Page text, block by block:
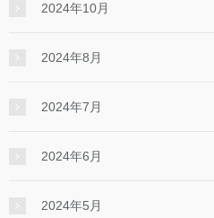
2024年10月
2024年8月
2024年7月
2024年6月
2024年5月